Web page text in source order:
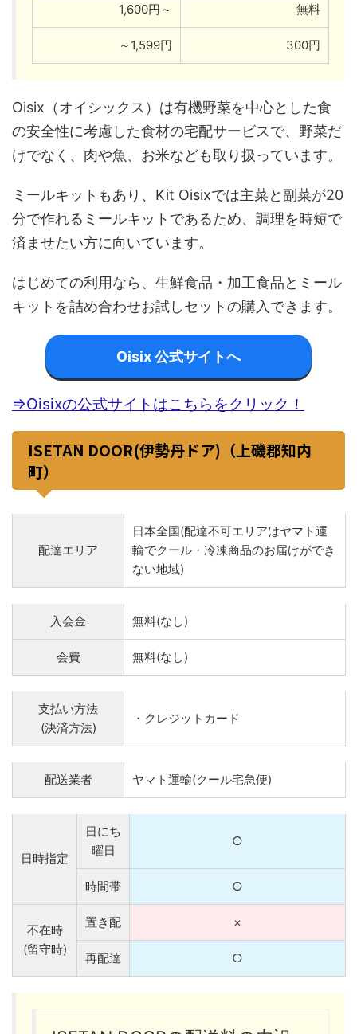
1,600円～ 無料
～1,599円 300円
Oisix（オイシックス）は有機野菜を中心とした食
の安全性に考慮した食材の宅配サービスで、野菜だ
けでなく、肉や魚、お米なども取り扱っています。
ミールキットもあり、Kit Oisixでは主菜と副菜が20
分で作れるミールキットであるため、調理を時短で
済ませたい方に向いています。
はじめての利用なら、生鮮食品・加工食品とミール
キットを詰め合わせお試しセットの購入できます。
Oisix 公式サイトへ
⇒Oisixの公式サイトはこちらをクリック！
ISETAN DOOR(伊勢丹ドア)（上磯郡知内
町）
配達エリア
日本全国(配達不可エリアはヤマト運
輸でクール・冷凍商品のお届けができ
ない地域)
入会金 無料(なし)
会費 無料(なし)
支払い方法
(決済方法)
・クレジットカード
配送業者 ヤマト運輸(クール宅急便)
日時指定
日にち
曜日
○
時間帯 ○
不在時
(留守時)
置き配 ×
再配達 ○